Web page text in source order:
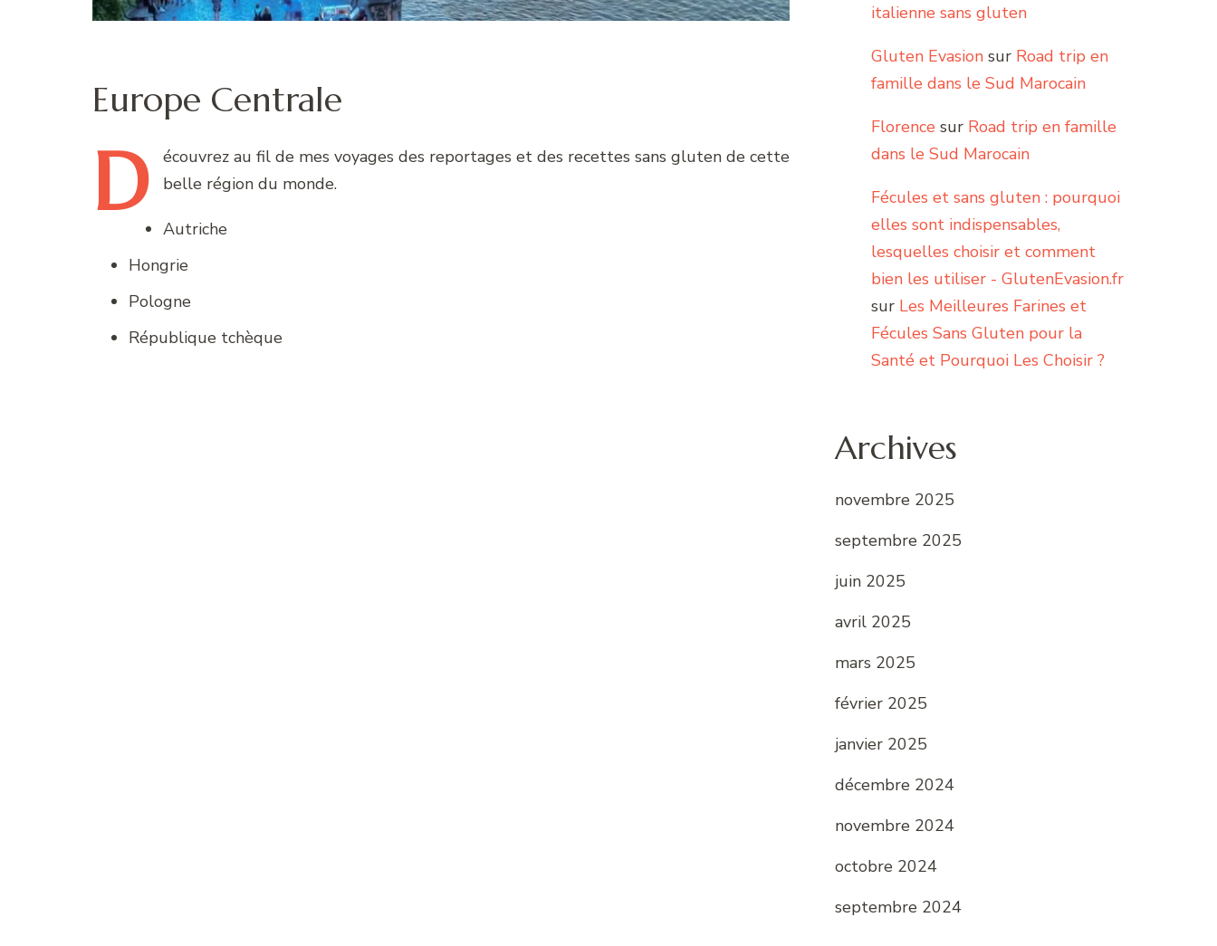
Europe Centrale
D écouvrez au fil de mes voyages des reportages et des recettes sans gluten de cette
belle région du monde.
Autriche
Hongrie
Pologne
République tchèque
italienne sans gluten
Gluten Evasion sur Road trip en
famille dans le Sud Marocain
Florence sur Road trip en famille
dans le Sud Marocain
Fécules et sans gluten : pourquoi
elles sont indispensables,
lesquelles choisir et comment
bien les utiliser - GlutenEvasion.fr
sur Les Meilleures Farines et
Fécules Sans Gluten pour la
Santé et Pourquoi Les Choisir ?
Archives
novembre 2025
septembre 2025
juin 2025
avril 2025
mars 2025
février 2025
janvier 2025
décembre 2024
novembre 2024
octobre 2024
septembre 2024